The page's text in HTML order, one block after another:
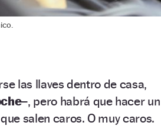
las llaves dentro de casa,
–, pero habrá que hacer un
salen caros. O muy caros.